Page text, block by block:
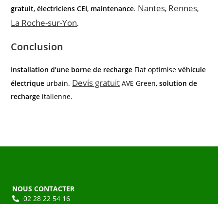
gratuit,électriciens CEI, maintenance. Nantes, Rennes,
La Roche-sur-Yon.
Conclusion
Installation d’une borne de recharge Fiat optimisevéhicule
électrique urbain. Devis gratuit AVE Green,solution de
recharge italienne.
NOUS CONTACTER
02 28 22 54 16